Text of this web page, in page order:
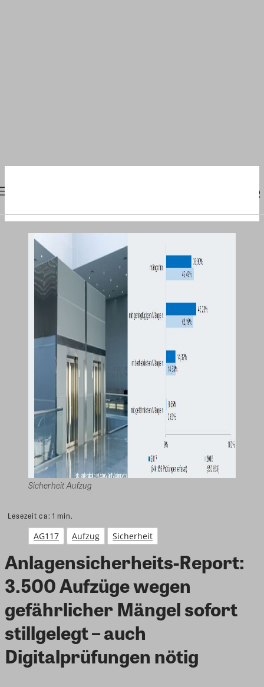
Sicherheit Aufzug
Lesezeit ca: 1 min.
AG117 Aufzug Sicherheit
Anlagensicherheits-Report:
3.500 Aufzüge wegen
gefährlicher Mängel sofort
stillgelegt – auch
Digitalprüfungen nötig